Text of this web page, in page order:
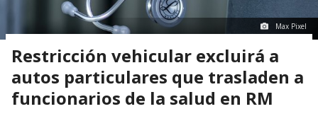
Max Pixel
Restricción vehicular excluirá a
autos particulares que trasladen a
funcionarios de la salud en RM